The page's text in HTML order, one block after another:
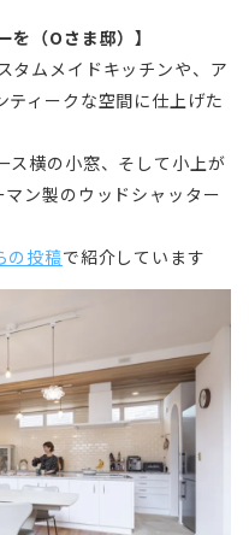
を（Oさま邸）】
タムメイドキッチンや、ア
ティークな空間に仕上げた
ス横の小窓、そして小上が
ン製のウッドシャッター
の投稿で紹介しています